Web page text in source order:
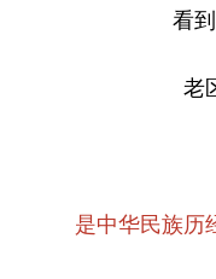
看
老
是中华民族历